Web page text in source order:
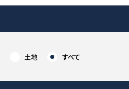
土地 すべて